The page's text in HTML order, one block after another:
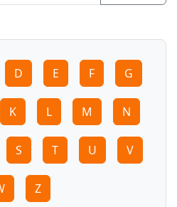
D E F G
K L M N
S T U V
Z